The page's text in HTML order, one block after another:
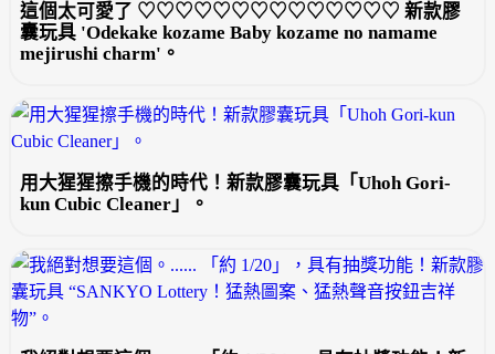
這個太可愛了 ♡♡♡♡♡♡♡♡♡♡♡♡♡♡ 新款膠
囊玩具 'Odekake kozame Baby kozame no namame
mejirushi charm'。
用大猩猩擦手機的時代！新款膠囊玩具「Uhoh Gori-
kun Cubic Cleaner」。